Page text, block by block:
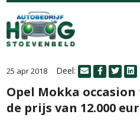
25 apr 2018 Deel:
Opel Mokka
de prijs van 12.000